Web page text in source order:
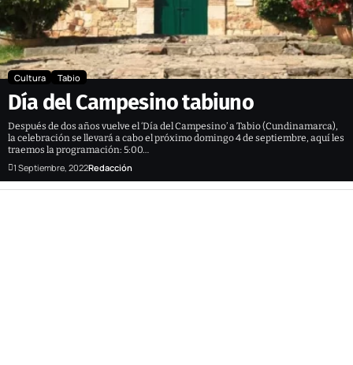
Cultura Tabio
Día del Campesino tabiuno
Después de dos años vuelve el ‘Día del Campesino’ a Tabio (Cundinamarca),
la celebración se llevará a cabo el próximo domingo 4 de septiembre, aquí les
traemos la programación: 5:00…
1 Septiembre, 2022Redacción